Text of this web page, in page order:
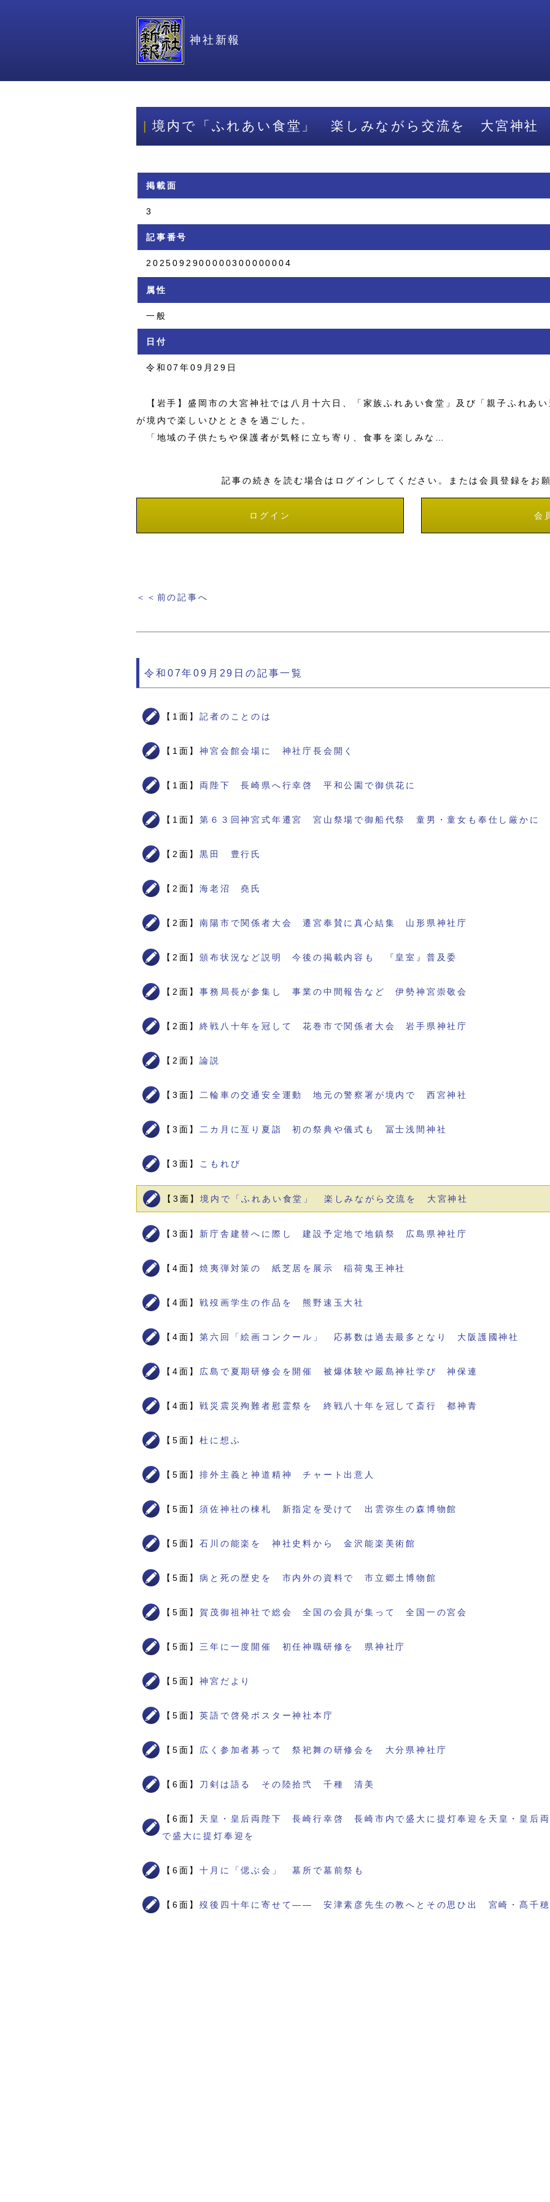
神社新報
境内で「ふれあい食堂」 楽しみながら交流を 大宮神社
掲載面
3
記事番号
2025092900000300000004
属性
一般
日付
令和07年09月29日
【岩手】盛岡市の大宮神社では八月十六日、「家族ふれあい食堂」及び「親子ふれあ
が境内で楽しいひとときを過ごした。
「地域の子供たちや保護者が気軽に立ち寄り、食事を楽しみな…
記事の続きを読む場合はログインしてください。または会員登録をお
ログイン 会
＜＜前の記事へ
令和07年09月29日の記事一覧
【1面】記者のことのは
【1面】神宮会館会場に 神社庁長会開く
【1面】 両陛下 長崎県へ行幸啓 平和公園で御供花に
【1面】第６３回神宮式年遷宮 宮山祭場で御船代祭 童男・童女も奉仕し厳かに
【2面】黒田 豊行氏
【2面】海老沼 堯氏
【2面】南陽市で関係者大会 遷宮奉賛に真心結集 山形県神社庁
【2面】頒布状況など説明 今後の掲載内容も 『皇室』普及委
【2面】事務局長が参集し 事業の中間報告など 伊勢神宮崇敬会
【2面】終戦八十年を冠して 花巻市で関係者大会 岩手県神社庁
【2面】論説
【3面】 二輪車の交通安全運動 地元の警察署が境内で 西宮神社
【3面】 二カ月に亙り夏詣 初の祭典や儀式も 冨士浅間神社
【3面】 こもれび
【3面】境内で「ふれあい食堂」 楽しみながら交流を 大宮神社
【3面】 新庁舎建替へに際し 建設予定地で地鎮祭 広島県神社庁
【4面】焼夷弾対策の 紙芝居を展示 稲荷鬼王神社
【4面】戦歿画学生の作品を 熊野速玉大社
【4面】第六回「絵画コンクール」 応募数は過去最多となり 大阪護國神社
【4面】 広島で夏期研修会を開催 被爆体験や嚴島神社学び 神保連
【4面】戦災震災殉難者慰霊祭を 終戦八十年を冠して斎行 都神青
【5面】杜に想ふ
【5面】排外主義と神道精神 チャート出意人
【5面】須佐神社の棟札 新指定を受けて 出雲弥生の森博物館
【5面】石川の能楽を 神社史料から 金沢能楽美術館
【5面】病と死の歴史を 市内外の資料で 市立郷土博物館
【5面】賀茂御祖神社で総会 全国の会員が集って 全国一の宮会
【5面】 三年に一度開催 初任神職研修を 県神社庁
【5面】神宮だより
【5面】英語で啓発ポスター神社本庁
【5面】 広く参加者募って 祭祀舞の研修会を 大分県神社庁
【6面】 刀剣は語る その陸拾弐 千種 清美
【6面】 天皇・皇后両陛下 長崎行幸啓 長崎市内で盛大に提灯奉迎を天皇・皇后
で盛大に提灯奉迎を
【6面】十月に「偲ぶ会」 墓所で墓前祭も
【6面】歿後四十年に寄せて―― 安津素彦先生の教へとその思ひ出 宮崎・髙千